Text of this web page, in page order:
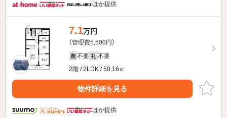
ほか提供
7.1万円
（管理費5,500円）
敷 不要 礼 不要
2階 / 2LDK / 50.16㎡
物件詳細を見る
ほか提供